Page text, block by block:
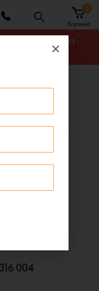
Корзина
0
оправу в Санкт-
004
004